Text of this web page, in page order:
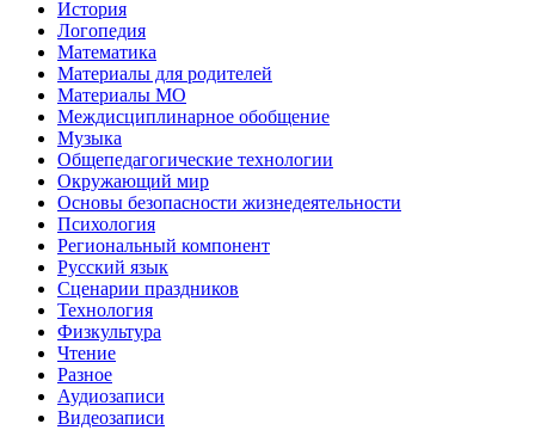
История
Логопедия
Математика
Материалы для родителей
Материалы МО
Междисциплинарное обобщение
Музыка
Общепедагогические технологии
Окружающий мир
Основы безопасности жизнедеятельности
Психология
Региональный компонент
Русский язык
Сценарии праздников
Технология
Физкультура
Чтение
Разное
Аудиозаписи
Видеозаписи